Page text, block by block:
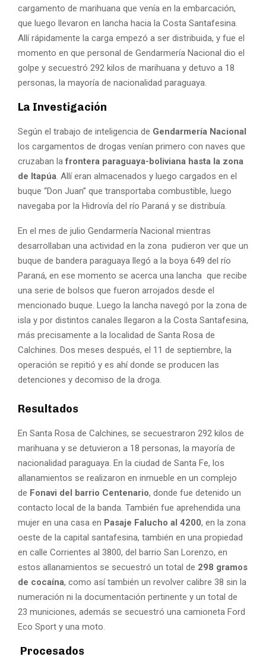
cargamento de marihuana que venía en la embarcación,
que luego llevaron en lancha hacia la Costa Santafesina.
Allí rápidamente la carga empezó a ser distribuida, y fue el
momento en que personal de Gendarmería Nacional dio el
golpe y secuestró 292 kilos de marihuana y detuvo a 18
personas, la mayoría de nacionalidad paraguaya.
La Investigación
Según el trabajo de inteligencia de Gendarmería Nacional
los cargamentos de drogas venían primero con naves que
cruzaban lafrontera paraguaya-boliviana hasta la zona
de Itapúa . Allí eran almacenados y luego cargados en el
buque “Don Juan” que transportaba combustible, luego
navegaba por la Hidrovía del río Paraná y se distribuía.
En el mes de julio Gendarmería Nacional mientras
desarrollaban una actividad en la zona pudieron ver que un
buque de bandera paraguaya llegó a la boya 649 del río
Paraná, en ese momento se acerca una lancha que recibe
una serie de bolsos que fueron arrojados desde el
mencionado buque. Luego la lancha navegó por la zona de
isla y por distintos canales llegaron a la Costa Santafesina,
más precisamente a la localidad de Santa Rosa de
Calchines. Dos meses después, el 11 de septiembre, la
operación se repitió y es ahí donde se producen las
detenciones y decomiso de la droga.
Resultados
En Santa Rosa de Calchines, se secuestraron 292 kilos de
marihuana y se detuvieron a 18 personas, la mayoría de
nacionalidad paraguaya. En la ciudad de Santa Fe, los
allanamientos se realizaron en inmueble en un complejo
de Fonavi del barrio Centenario, donde fue detenido un
contacto local de la banda. También fue aprehendida una
mujer en una casa en Pasaje Falucho al 4200, en la zona
oeste de la capital santafesina, también en una propiedad
en calle Corrientes al 3800, del barrio San Lorenzo, en
estos allanamientos se secuestró un total de 298 gramos
de cocaína, como así también un revolver calibre 38 sin la
numeración ni la documentación pertinente y un total de
23 municiones, además se secuestró una camioneta Ford
Eco Sport y una moto.
Procesados